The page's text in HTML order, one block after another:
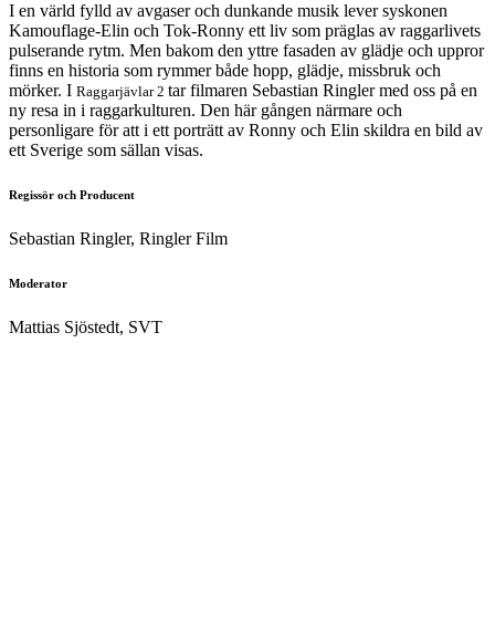
I en värld fylld av avgaser och dunkande musik lever syskonen
Kamouflage-Elin och Tok-Ronny ett liv som präglas av raggarlivets
pulserande rytm. Men bakom den yttre fasaden av glädje och uppror
finns en historia som rymmer både hopp, glädje, missbruk och
mörker. I Raggarjävlar 2 tar filmaren Sebastian Ringler med oss på en
ny resa in i raggarkulturen. Den här gången närmare och
personligare för att i ett porträtt av Ronny och Elin skildra en bild av
ett Sverige som sällan visas.
Regissör och Producent
Sebastian Ringler, Ringler Film
Moderator
Mattias Sjöstedt, SVT